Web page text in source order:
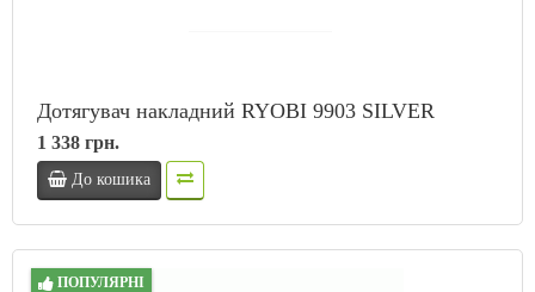
Дотягувач накладний RYOBI 9903 SILVER
1 338 грн.
До кошика
ПОПУЛЯРНІ